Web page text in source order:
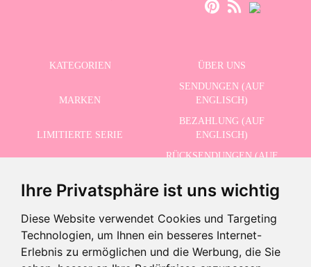
Ihre Privatsphäre ist uns wichtig
Diese Website verwendet Cookies und Targeting
Technologien, um Ihnen ein besseres Internet-
Erlebnis zu ermöglichen und die Werbung, die Sie
KATEGORIEN ÜBER UNS
MARKEN
SENDUNGEN (AUF
ENGLISCH)
LIMITIERTE SERIE
BEZAHLUNG (AUF
ENGLISCH)
RÜCKSENDUNGEN (AUF
SCHLUSSVERKAUF
KONTAKT
ERHALTEN SIE UNSERE NEUESTEN NACHRICHTEN AUF ENGLISCH